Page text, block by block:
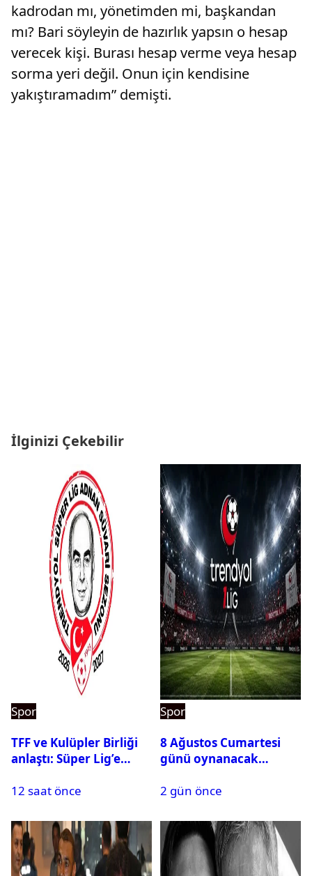
kadrodan mı, yönetimden mi, başkandan
mı? Bari söyleyin de hazırlık yapsın o hesap
verecek kişi. Burası hesap verme veya hesap
sorma yeri değil. Onun için kendisine
yakıştıramadım” demişti.
İlginizi Çekebilir
Spor
TFF ve Kulüpler Birliği
anlaştı: Süper Lig’e
12 saat önce
Spor
8 Ağustos Cumartesi
günü oynanacak
2 gün önce